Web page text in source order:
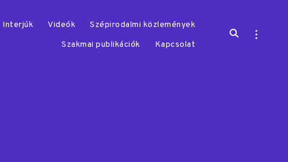
Interjúk Videók
Szépirodalmi közlemények
Szakmai publikációk
Kapcsolat
open
open